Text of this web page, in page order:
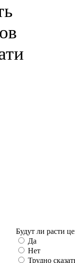
Будут ли расти
Да
Нет
Трудно